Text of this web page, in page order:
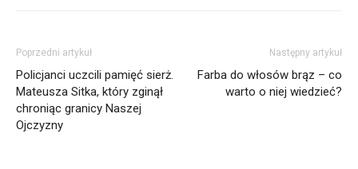
Poprzedni artykuł
Policjanci uczcili pamięć sierż.
Mateusza Sitka, który zginął
chroniąc granicy Naszej
Ojczyzny
Następny artykuł
Farba do włosów brąz – co
warto o niej wiedzieć?